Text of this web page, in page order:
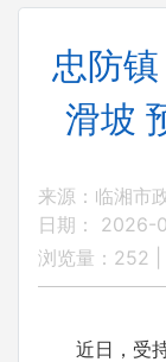
忠防
滑坡
来源：临湘市
日期： 2026-
浏览量： 252
近日，受持